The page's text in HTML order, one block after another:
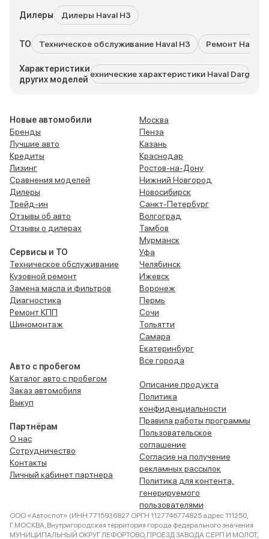
Дилеры Дилеры Haval H3
ТО Техническое обслуживание Haval H3 Ремонт Haval
Характеристики
других моделей
Технические характеристики Haval Dargo
Новые автомобили
Бренды
Лучшие авто
Кредиты
Лизинг
Сравнения моделей
Дилеры
Трейд-ин
Отзывы об авто
Отзывы о дилерах
Сервисы и ТО
Техническое обслуживание
Кузовной ремонт
Замена масла и фильтров
Диагностика
Ремонт КПП
Шиномонтаж
Авто с пробегом
Каталог авто с пробегом
Заказ автомобиля
Выкуп
Партнёрам
О нас
Сотрудничество
Контакты
Личный кабинет партнера
Москва
Пенза
Казань
Краснодар
Ростов-на-Дону
Нижний Новгород
Новосибирск
Санкт-Петербург
Волгоград
Тамбов
Мурманск
Уфа
Челябинск
Ижевск
Воронеж
Пермь
Сочи
Тольятти
Самара
Екатеринбург
Все города
Описание продукта
Политика
конфиденциальности
Правила работы программы
Пользовательское
соглашение
Согласие на получение
рекламных рассылок
Политика для контента,
генерируемого
пользователями
ООО «Автоспот» (ИНН 7715936827 ОРГН 1127746774825 адрес 111250,
Г.МОСКВА, Внутригородская территория города федерального значения
МУНИЦИПАЛЬНЫЙ ОКРУГ ЛЕФОРТОВО, ПРОЕЗД ЗАВОДА СЕРП И МОЛОТ,